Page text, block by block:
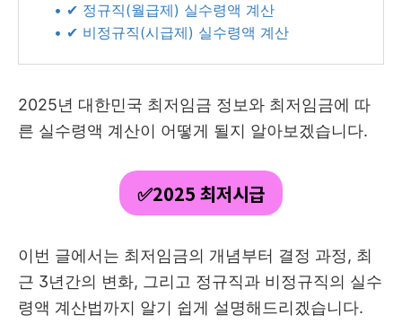
• ✔ 정규직(월급제) 실수령액 계산
• ✔ 비정규직(시급제) 실수령액 계산
2025년 대한민국 최저임금 정보와 최저임금에 따
른 실수령액 계산이 어떻게 될지 알아보겠습니다.
✅2025 최저시급
이번 글에서는 최저임금의 개념부터 결정 과정, 최
근 3년간의 변화, 그리고 정규직과 비정규직의 실수
령액 계산법까지 알기 쉽게 설명해드리겠습니다.